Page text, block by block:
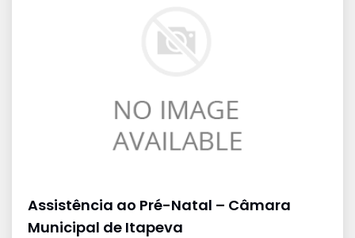
Assistência ao Pré-Natal – Câmara
Municipal de Itapeva